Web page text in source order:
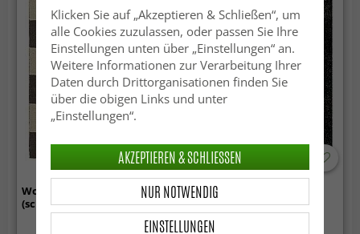
Wollteppich - Scacco
(schwarz/beige)
Hochflorteppiche - Cosy
(anthrazit)
Klicken Sie auf „Akzeptieren & Schließen“, um
alle Cookies zuzulassen, oder passen Sie Ihre
Einstellungen unten über „Einstellungen“ an.
Weitere Informationen zur Verarbeitung Ihrer
Daten durch Drittorganisationen finden Sie
über die obigen Links und unter
„Einstellungen“.
EINSTELLUNGEN
NUR NOTWENDIG
AKZEPTIEREN & SCHLIESSEN